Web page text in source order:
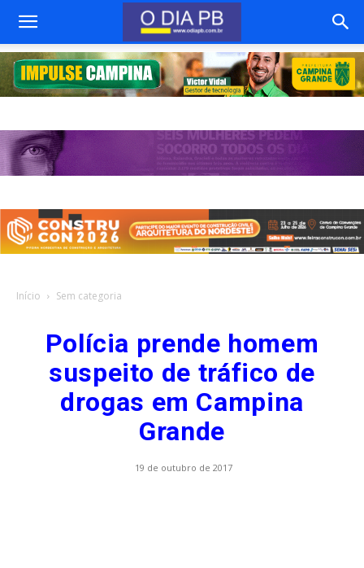
Início Sem categoria
Polícia prende homem
suspeito de tráfico de
drogas em Campina
Grande
19 de outubro de 2017